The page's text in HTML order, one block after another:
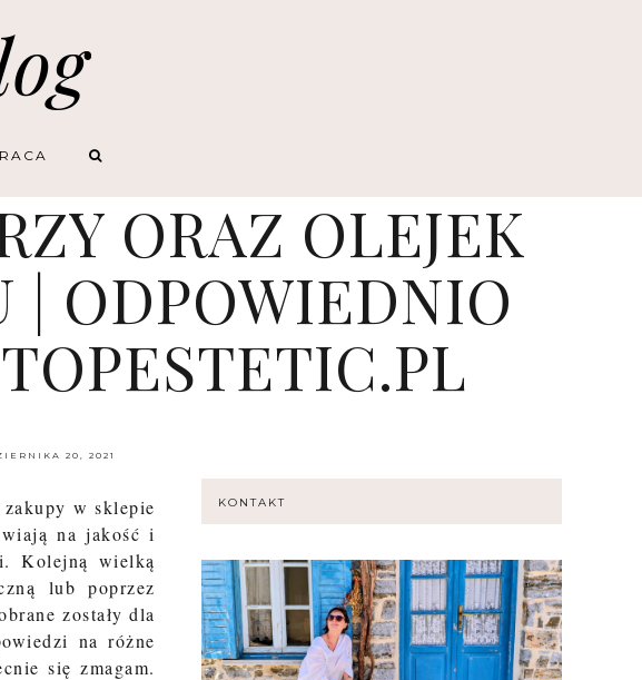
ORAZ OLEJEK
| ODPOWIEDNIO
20, 2021
w sklepie
na jakość i
Kolejną wielką
lub poprzez
zostały dla
na różne
się zmagam.
KONTAKT